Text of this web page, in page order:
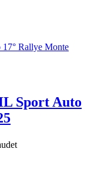
Sport Auto